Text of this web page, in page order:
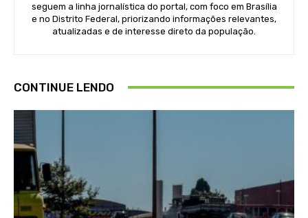
seguem a linha jornalística do portal, com foco em Brasília
e no Distrito Federal, priorizando informações relevantes,
atualizadas e de interesse direto da população.
CONTINUE LENDO